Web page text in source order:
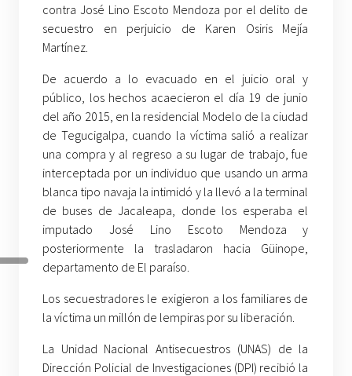
contra José Lino Escoto Mendoza por el delito de
secuestro en perjuicio de Karen Osiris Mejía
Martínez.
De acuerdo a lo evacuado en el juicio oral y
público, los hechos acaecieron el día 19 de junio
del año 2015, en la residencial Modelo de la ciudad
de Tegucigalpa, cuando la víctima salió a realizar
una compra y al regreso a su lugar de trabajo, fue
interceptada por un individuo que usando un arma
blanca tipo navaja la intimidó y la llevó a la terminal
de buses de Jacaleapa, donde los esperaba el
imputado José Lino Escoto Mendoza y
posteriormente la trasladaron hacia Güinope,
departamento de El paraíso.
Los secuestradores le exigieron a los familiares de
la víctima un millón de lempiras por su liberación.
La Unidad Nacional Antisecuestros (UNAS) de la
Dirección Policial de Investigaciones (DPI) recibió la